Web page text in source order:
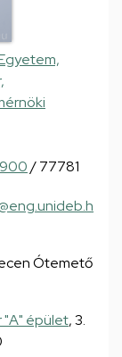
/ 77781
Ótemető
"A" épület, 3.